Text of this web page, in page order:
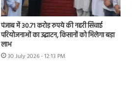
पंजाब में 30.71 करोड़ रुपये की नहरी सिंचाई
परियोजनाओं का उद्घाटन, किसानों को मिलेगा बड़ा
लाभ
30 July 2026 - 12:13 PM